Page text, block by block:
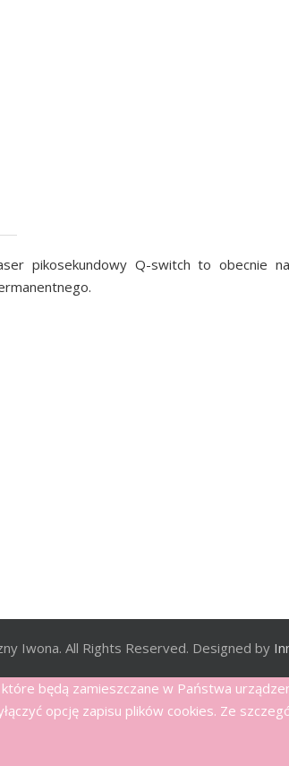
pikosekundowy Q-switch to obecnie
Iwona. All Rights Reserved. Designed by
będą zamieszczane w Państwa
opcję zapisu plików cookies. Ze